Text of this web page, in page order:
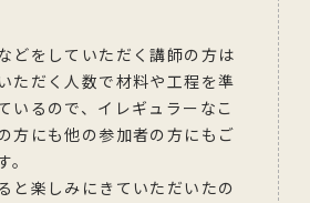
どをしていただく講師の方は
ただく人数で材料や工程を準
いるので、イレギュラーなこ
方にも他の参加者の方にもご
と楽しみにきていただいたの